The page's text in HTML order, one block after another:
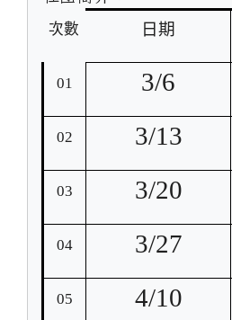
次數
日期
01 3/6
02 3/13
03 3/20
04 3/27
05 4/10